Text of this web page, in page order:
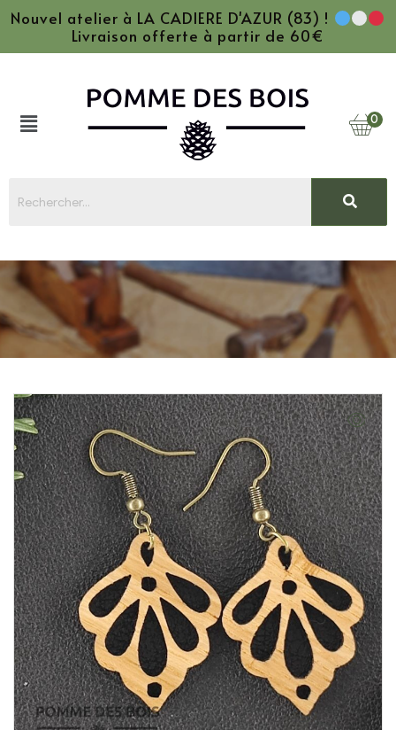
Nouvel atelier à LA CADIERE D'AZUR (83) !
Livraison offerte à partir de 60€
0